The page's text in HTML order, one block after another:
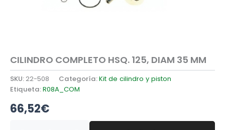
CILINDRO COMPLETO HSQ. 125, DIAM 35 MM
SKU:22-508 Categoría:Kit de cilindro y piston
Etiqueta:R08A_COM
66,52€